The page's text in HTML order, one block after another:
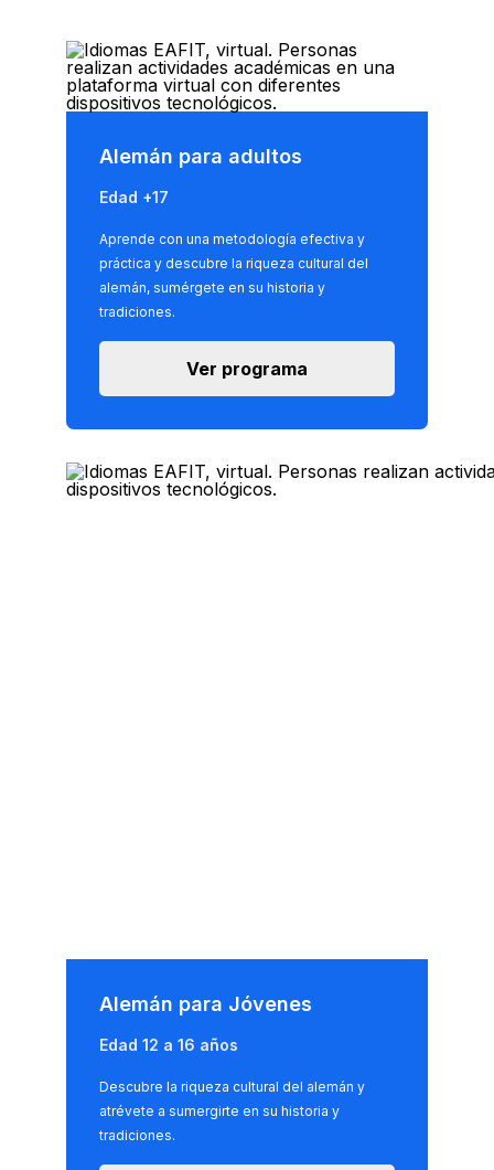
Alemán para adultos
Edad +17
Aprende con una metodología efectiva y
práctica y descubre la riqueza cultural del
alemán, sumérgete en su historia y
tradiciones.
Ver programa
Alemán para Jóvenes
Edad 12 a 16 años
Descubre la riqueza cultural del alemán y
atrévete a sumergirte en su historia y
tradiciones.